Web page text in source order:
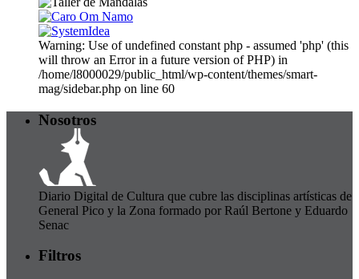
Warning: Use of undefined constant php - assumed 'php' (this
will throw an Error in a future version of PHP) in
/home/l8000029/public_html/wp-content/themes/smart-
mag/sidebar.php on line 60
Nosotros
Diario Digital de Cultura que cubre las disciplinas artísticas de
General Pico y la Zona formado por Raúl Bertone y Eduardo
Senac
Filtros